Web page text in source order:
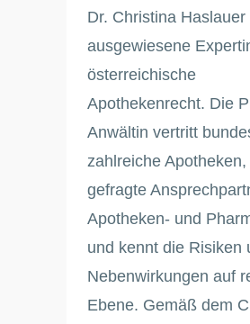
Dr. Christina Haslauer
ausgewiesene
österreichische
Apothekenrecht. Die
Anwältin vertritt
zahlreiche Apotheken,
gefragte
Apotheken- und
und kennt die Risiken
Nebenwirkungen auf
Ebene. Gemäß dem